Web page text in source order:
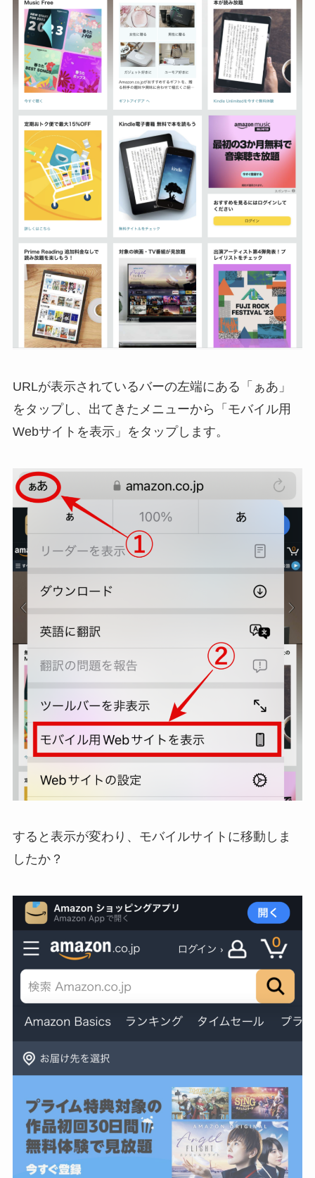
URLが表示されているバーの左端にある「 ぁあ 」
をタップし、出てきたメニューから「 モバイル用
Webサイトを表示」をタップします。
すると表示が変わり、モバイルサイトに移動しま
したか？